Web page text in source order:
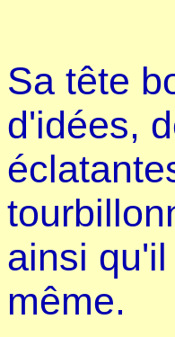
Sa tête
d'idées,
ainsi
même.